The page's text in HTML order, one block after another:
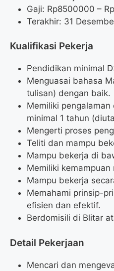
Gaji: Rp8500000 – Rp
Terakhir: 31
Kualifikasi Pekerja
Pendidikan minimal
Menguasai bahasa
tulisan) dengan baik.
Memiliki
minimal 1 tahun
Mengerti proses
Teliti dan mampu
Mampu bekerja di
Memiliki
Mampu bekerja
Memahami prinsip-
efisien dan efektif.
Berdomisili di Blitar
Detail Pekerjaan
Mencari dan